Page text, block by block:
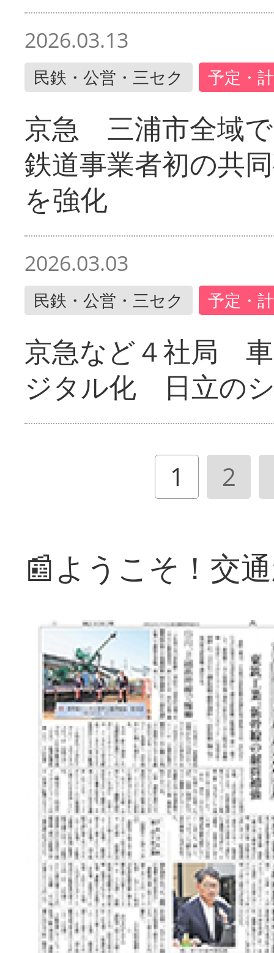
2026.03.13
民鉄・公営・三セク 予定・
京急 三浦市全域
鉄道事業者初の共
を強化
2026.03.03
民鉄・公営・三セク 予定・
京急など４社局
ジタル化 日立の
1 2
📰ようこそ！交